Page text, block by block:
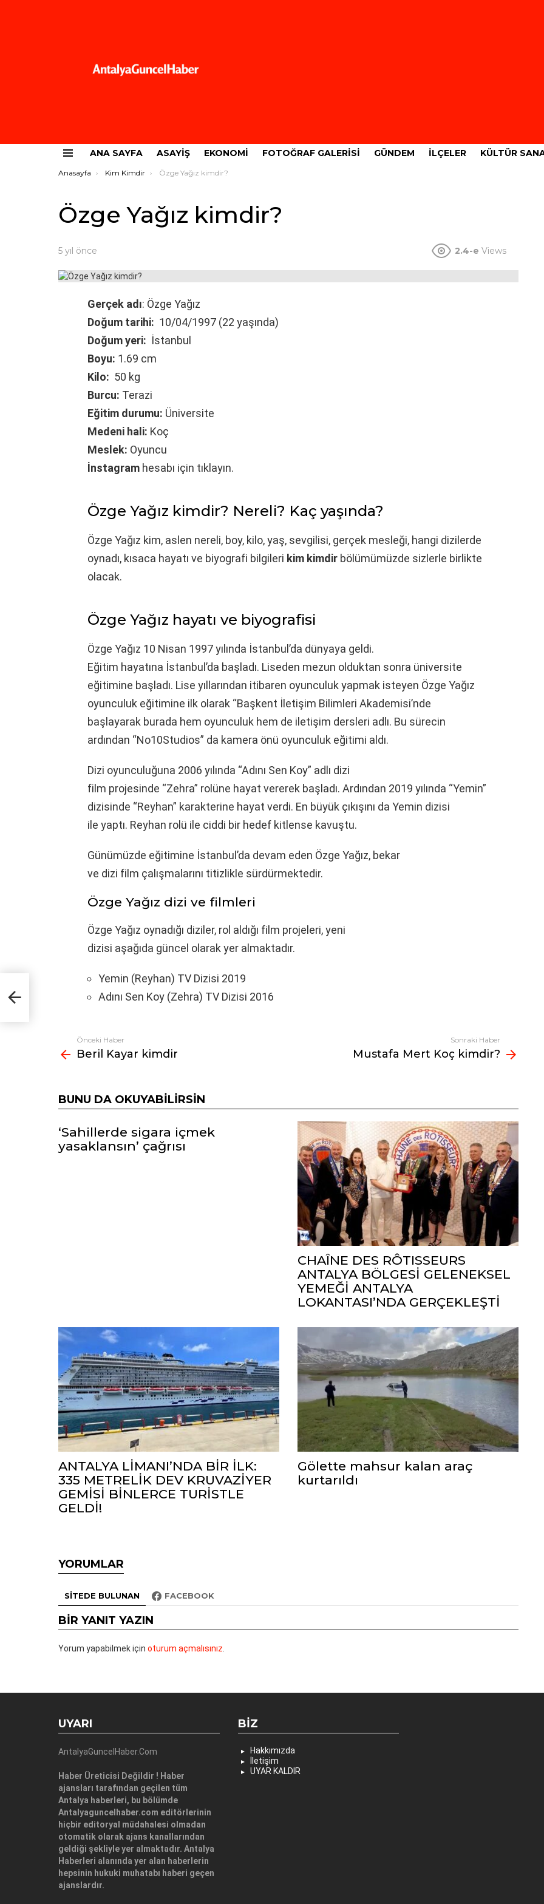
ANA SAYFA ASAYIŞ EKONOMI FOTOĞRAF GALERISI GÜNDEM İLÇELER KÜLTÜR
Buradasınız:
Anasayfa Kim Kimdir Özge Yağız kimdir?
Özge Yağız kimdir?
5 yıl önce 2.4-e Views
Gerçek adı: Özge Yağız
Doğum tarihi: 10/04/1997 (22 yaşında)
Doğum yeri: İstanbul
Boyu: 1.69 cm
Kilo: 50 kg
Burcu: Terazi
Eğitim durumu: Üniversite
Medeni hali: Koç
Meslek: Oyuncu
İnstagram hesabı için tıklayın.
Özge Yağız kimdir? Nereli? Kaç yaşında?
Özge Yağız kim, aslen nereli, boy, kilo, yaş, sevgilisi, gerçek mesleği, hangi dizilerde
oynadı, kısaca hayatı ve biyografi bilgileri kim kimdir bölümümüzde sizlerle birlikte
olacak.
Özge Yağız hayatı ve biyografisi
Özge Yağız 10 Nisan 1997 yılında İstanbul’da dünyaya geldi.
Eğitim hayatına İstanbul’da başladı. Liseden mezun olduktan sonra üniversite
eğitimine başladı. Lise yıllarından itibaren oyunculuk yapmak isteyen Özge Yağız
oyunculuk eğitimine ilk olarak “Başkent İletişim Bilimleri Akademisi’nde
başlayarak burada hem oyunculuk hem de iletişim dersleri adlı. Bu sürecin
ardından “No10Studios” da kamera önü oyunculuk eğitimi aldı.
Dizi oyunculuğuna 2006 yılında “Adını Sen Koy” adlı dizi
film projesinde “Zehra” rolüne hayat vererek başladı. Ardından 2019 yılında “Yemin”
dizisinde “Reyhan” karakterine hayat verdi. En büyük çıkışını da Yemin dizisi
ile yaptı. Reyhan rolü ile ciddi bir hedef kitlense kavuştu.
Günümüzde eğitimine İstanbul’da devam eden Özge Yağız, bekar
ve dizi film çalışmalarını titizlikle sürdürmektedir.
Özge Yağız dizi ve filmleri
Özge Yağız oynadığı diziler, rol aldığı film projeleri, yeni
dizisi aşağıda güncel olarak yer almaktadır.
Yemin (Reyhan) TV Dizisi 2019
Adını Sen Koy (Zehra) TV Dizisi 2016
Fazlasına
bak
Önceki Haber
Beril Kayar kimdir
Sonraki Haber
Mustafa Mert Koç kimdir?
BUNU DA OKUYABILIRSIN
‘Sahillerde sigara içmek
yasaklansın’ çağrısı
CHAÎNE DES RÔTISSEURS
ANTALYA BÖLGESİ GELENEKSEL
YEMEĞİ ANTALYA
LOKANTASI’NDA GERÇEKLEŞTİ
ANTALYA LİMANI’NDA BİR İLK:
335 METRELİK DEV KRUVAZİYER
GEMİSİ BİNLERCE TURİSTLE
GELDİ!
Gölette mahsur kalan araç
kurtarıldı
YORUMLAR
SITEDE BULUNAN FACEBOOK
BIR YANIT YAZIN
Yorum yapabilmek için oturum açmalısınız
UYARI
AntalyaGuncelHaber.Com
Haber Üreticisi Değildir ! Haber
ajansları tarafından geçilen tüm
Antalya haberleri, bu bölümde
Antalyaguncelhaber.com editörlerinin
hiçbir editoryal müdahalesi olmadan
otomatik olarak ajans kanallarından
geldiği şekliyle yer almaktadır. Antalya
Haberleri alanında yer alan haberlerin
hepsinin hukuki muhatabı haberi geçen
ajanslardır.
BIZ
Hakkımızda
İletişim
UYAR KALDIR